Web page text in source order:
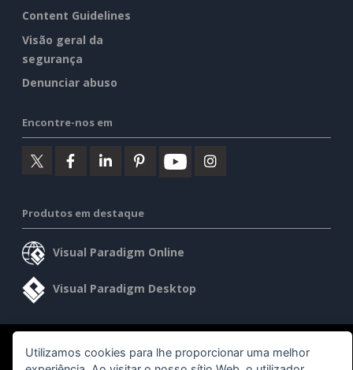
Content Guidelines
Visão geral da
segurança
Denunciar abuso
Encontre-nos em
Produtos em destaque
Visual Paradigm Online
Visual Paradigm Desktop
©2026 by Visual Paradigm. Todos os direitos reservados.
Utilizamos cookies para lhe proporcionar uma melhor